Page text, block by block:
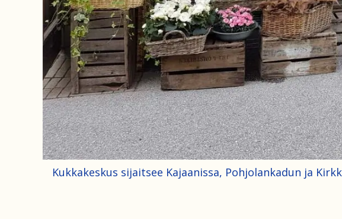
Kukkakeskus sijaitsee Kajaanissa, Pohjolankadun ja